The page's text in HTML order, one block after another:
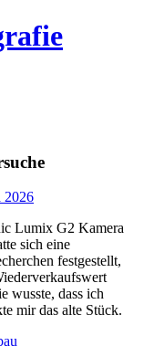
2026
Lumix G2 Kamera
sich eine
festgestellt,
wusste, dass ich
mir das alte Stück.